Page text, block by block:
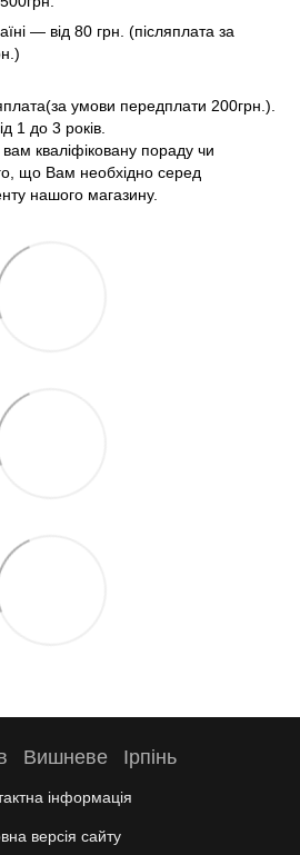
— від 80 грн. (післяплата за
умови передплати 200грн.).
1 до 3 років.
кваліфіковану пораду чи
що Вам необхідно серед
нашого магазину.
Вишневе Ірпінь
інформація
версія сайту